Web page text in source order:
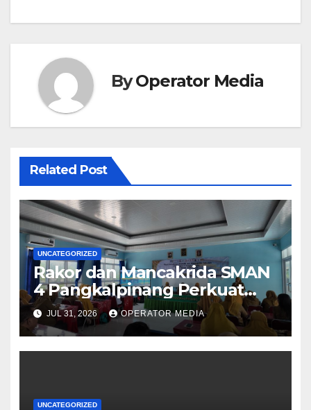
ByOperator Media
Related Post
UNCATEGORIZED
Rakor dan Mancakrida SMAN
4 Pangkalpinang Perkuat
Kolaborasi Wujudkan Sekolah
Aman, Nyaman, dan
Menyenangkan
JUL 31, 2026 OPERATOR MEDIA
UNCATEGORIZED